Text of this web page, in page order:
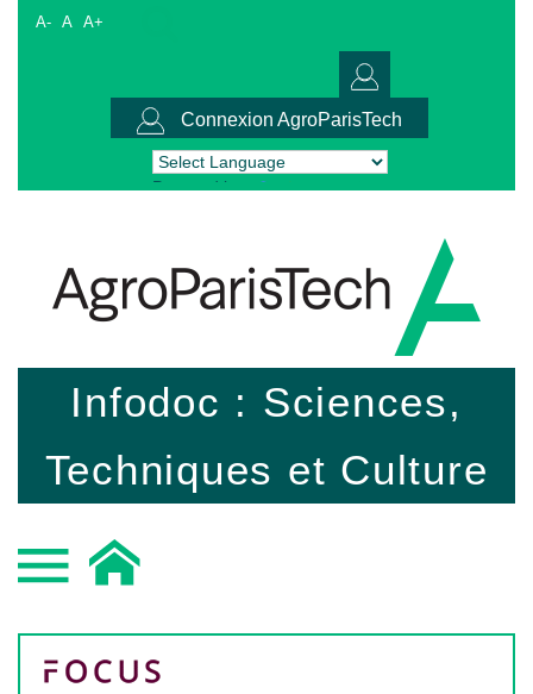
A- A A+
Connexion AgroParisTech
Powered by Translate
Infodoc : Sciences,
Techniques et Culture